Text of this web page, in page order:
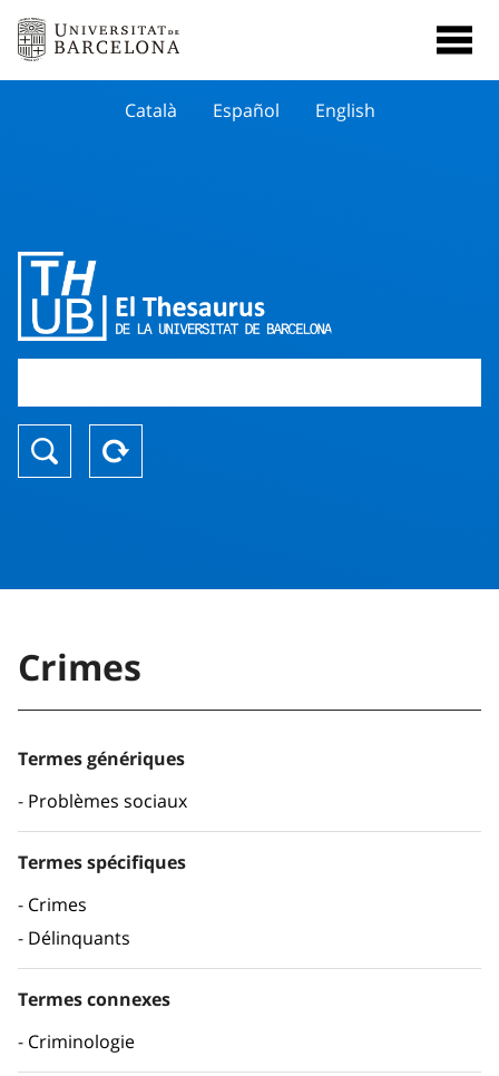
Català Español English
Crimes
Termes génériques
Problèmes sociaux
Termes spécifiques
Crimes
Délinquants
Termes connexes
Criminologie